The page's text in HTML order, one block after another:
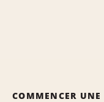
COMMENCER UNE